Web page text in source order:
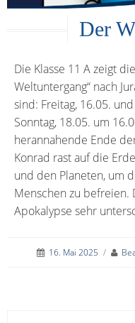
Der
Die Klasse 11 A zeigt
Weltuntergang“ nach
sind: Freitag, 16.05.
Sonntag, 18.05. um
herannahende Ende
Konrad rast auf die
und den Planeten, um
Menschen zu
Apokalypse sehr
16. Mai 2025 /